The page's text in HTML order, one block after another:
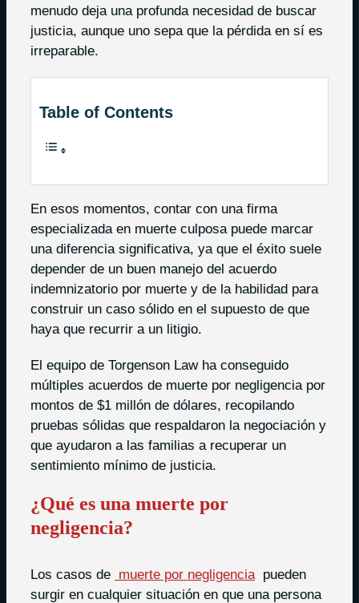
menudo deja una profunda necesidad de buscar
justicia, aunque uno sepa que la pérdida en sí es
irreparable.
Table of Contents
En esos momentos, contar con una firma
especializada en muerte culposa puede marcar
una diferencia significativa, ya que el éxito suele
depender de un buen manejo del acuerdo
indemnizatorio por muerte y de la habilidad para
construir un caso sólido en el supuesto de que
haya que recurrir a un litigio.
El equipo de Torgenson Law ha conseguido
múltiples acuerdos de muerte por negligencia por
montos de $1 millón de dólares, recopilando
pruebas sólidas que respaldaron la negociación y
que ayudaron a las familias a recuperar un
sentimiento mínimo de justicia.
¿Qué es una muerte por
negligencia?
Los casos de muerte por negligencia pueden
surgir en cualquier situación en que una persona